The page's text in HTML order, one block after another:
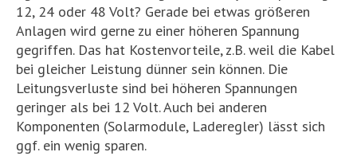
12, 24 oder 48 Volt? Gerade bei etwas größeren
Anlagen wird gerne zu einer höheren Spannung
gegriffen. Das hat Kostenvorteile, z.B. weil die Kabel
bei gleicher Leistung dünner sein können. Die
Leitungsverluste sind bei höheren Spannungen
geringer als bei 12 Volt. Auch bei anderen
Komponenten (Solarmodule, Laderegler) lässt sich
ggf. ein wenig sparen.